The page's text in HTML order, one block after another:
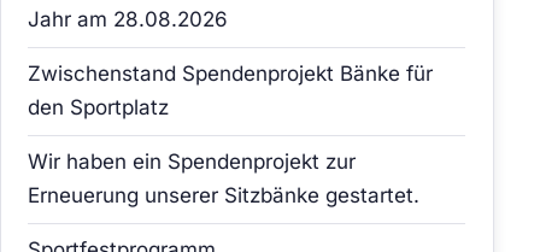
Jahr am 28.08.2026
Zwischenstand Spendenprojekt Bänke für
den Sportplatz
Wir haben ein Spendenprojekt zur
Erneuerung unserer Sitzbänke gestartet.